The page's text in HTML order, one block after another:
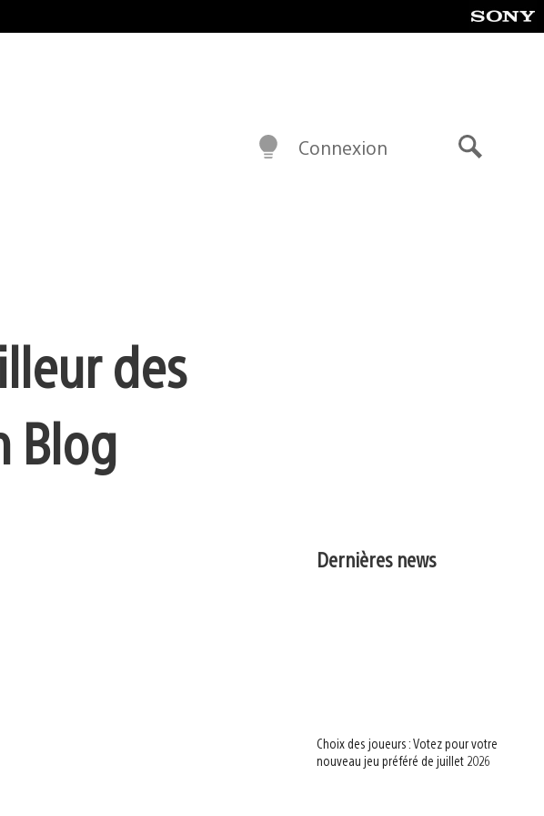
Connexion
des
Blog
Dernières news
Choix des joueurs : Votez pour votre
nouveau jeu préféré de juillet 2026